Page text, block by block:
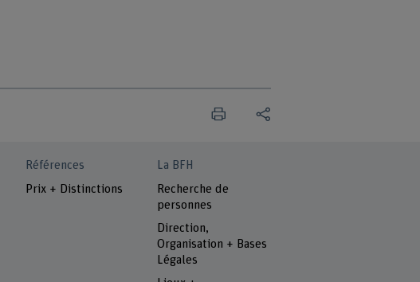
Références
Prix + Distinctions
La BFH
Recherche de
personnes
Direction,
Organisation + Bases
Légales